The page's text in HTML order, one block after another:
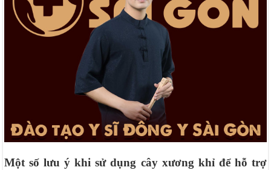
Một số lưu ý khi sử dụng cây xương khỉ để hỗ trợ